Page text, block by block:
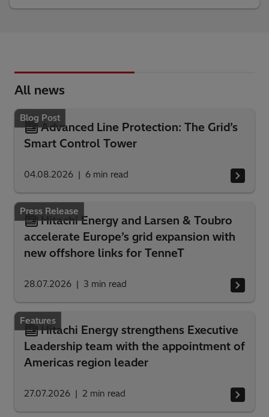
All news
Blog Post
Advanced Line Protection: The Grid’s
Smart Control Tower
04.08.2026 6 min read
Press Release
Hitachi Energy and Larsen & Toubro
accelerate Europe’s grid expansion with
new offshore links for TenneT
28.07.2026 3 min read
Features
Hitachi Energy strengthens Executive
Leadership team with the appointment of
Americas region leader
27.07.2026 2 min read